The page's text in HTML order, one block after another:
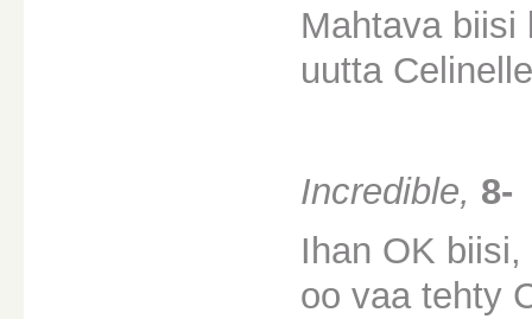
Mahtava biisi
uutta
Incredible, 8-
Ihan OK
oo vaa tehty